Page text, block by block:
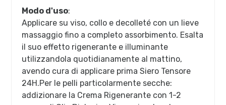
Modo d'uso:
Applicare su viso, collo e decolleté con un lieve
massaggio fino a completo assorbimento. Esalta
il suo effetto rigenerante e illuminante
utilizzandola quotidianamente al mattino,
avendo cura di applicare prima Siero Tensore
24H.Per le pelli particolarmente secche:
addizionare la Crema Rigenerante con 1-2